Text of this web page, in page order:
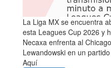
La Liga MX se encuentra
esta Leagues Cup 2026 y
Necaxa enfrenta al
Lewandowski en un
Aquí